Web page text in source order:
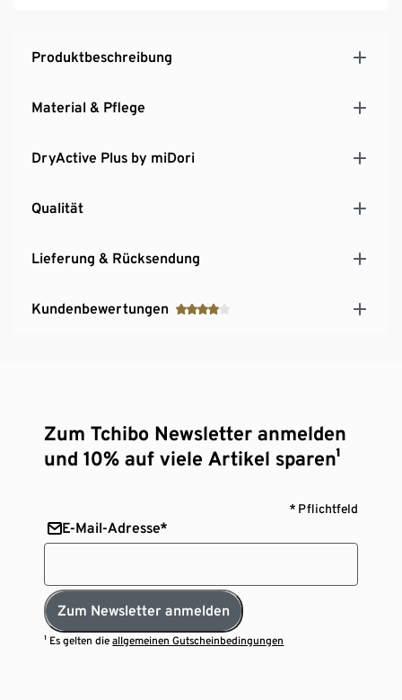
Produktbeschreibung
Material & Pflege
DryActive Plus by miDori
Qualität
Lieferung & Rücksendung
Kundenbewertungen
Zum Tchibo Newsletter anmelden
und 10% auf viele Artikel sparen¹
* Pflichtfeld
E-Mail-Adresse*
Zum Newsletter anmelden
¹ Es gelten dieallgemeinen Gutscheinbedingungen